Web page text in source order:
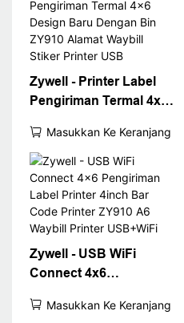
Zywell - Printer Label
Pengiriman Termal 4x6
Bin ZY910 Alamat
Waybill Stiker Printer
USB
Masukkan Ke Keranjang
Zywell - USB WiFi
Connect 4x6
Printer 4inch Bar Code
Masukkan Ke Keranjang